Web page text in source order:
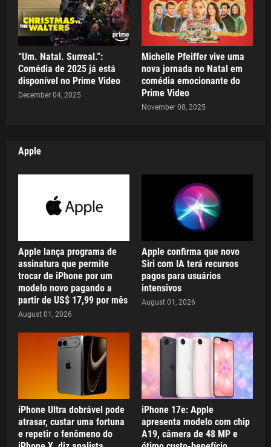
“Um. Natal. Surreal.”:
Comédia de 2025 já está
disponível no Prime Video
December 04, 2025
Michelle Pfeiffer vive uma
nova jornada no Natal em
comédia emocionante do
Prime Video
November 08, 2025
Apple
Apple lança programa de
assinatura que permite
trocar de iPhone por um
modelo novo pagando a
partir de US$ 17,99 por mês
August 01, 2026
Apple confirma que novo
Siri com IA terá recursos
pagos para usuários
intensivos
August 01, 2026
iPhone Ultra dobrável pode
atrasar, custar uma fortuna
e repetir o fenômeno do
iPhone 17e: Apple
apresenta modelo com chip
A19, câmera de 48 MP e